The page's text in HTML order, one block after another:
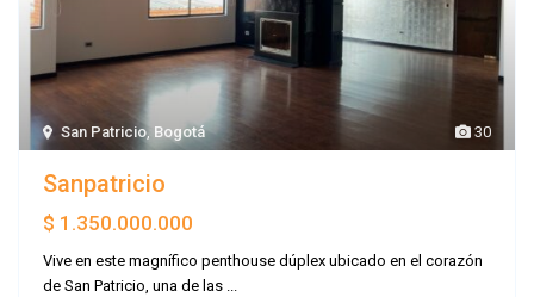
30
San Patricio, Bogotá
Sanpatricio
$ 1.350.000.000
Vive en este magnífico penthouse dúplex ubicado en el corazón
de San Patricio, una de las ...